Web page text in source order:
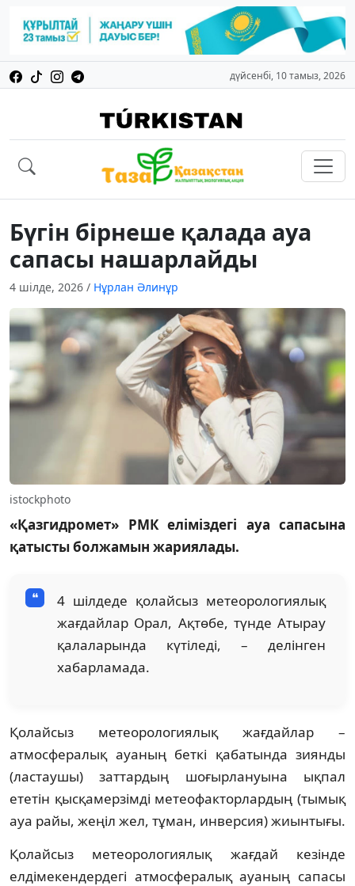
дүйсенбі, 10 тамыз, 2026
Бүгін бірнеше қалада ауа
сапасы нашарлайды
4 шілде, 2026 / Нұрлан Әлинұр
istockphoto
«Қазгидромет» РМК еліміздегі ауа сапасына
қатысты болжамын жариялады.
4 шілдеде қолайсыз метеорологиялық
жағдайлар Орал, Ақтөбе, түнде Атырау
қалаларында күтіледі, – делінген
хабарламада.
Қолайсыз метеорологиялық жағдайлар –
атмосфералық ауаның беткі қабатында зиянды
(ластаушы) заттардың шоғырлануына ықпал
ететін қысқамерзімді метеофакторлардың (тымық
ауа райы, жеңіл жел, тұман, инверсия) жиынтығы.
Қолайсыз метеорологиялық жағдай кезінде
елдімекендердегі атмосфералық ауаның сапасы